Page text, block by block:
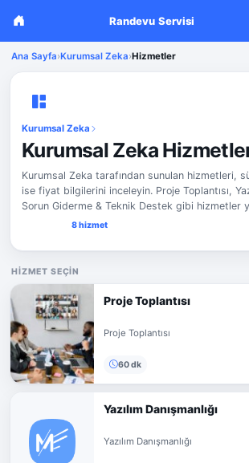
Randevu Servisi
Ana Sayfa›Kurumsal Zeka›Hizmetler
Kurumsal Zeka
Kurumsal Zeka
Kurumsal Zeka tarafından sunulan hizmetleri,
ise fiyat bilgilerini inceleyin. Proje Toplantısı,
Sorun Giderme & Teknik Destek gibi hizmetler
8 hizmet
HIZMET SEÇIN
Proje Toplantısı
Proje Toplantısı
60 dk
Yazılım Danışmanlığı
Yazılım Danışmanlığı